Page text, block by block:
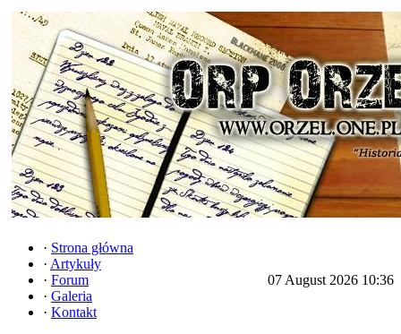
· Strona główna
· Artykuły
· Forum
· Galeria
· Kontakt
07 August 2026 10:36